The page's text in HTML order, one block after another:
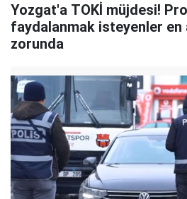
Yozgat'a TOKİ müjdesi!
faydalanmak isteyenler en
zorunda